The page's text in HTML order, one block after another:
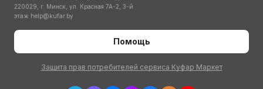
220029, г. Минск, ул. Красная 7А-2, 3-й
этаж help@kufar.by
Помощь
Защита прав потребителей сервиса Куфар Маркет